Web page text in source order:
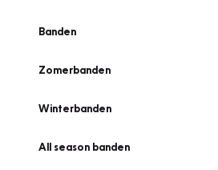
Banden
Zomerbanden
Winterbanden
All season banden